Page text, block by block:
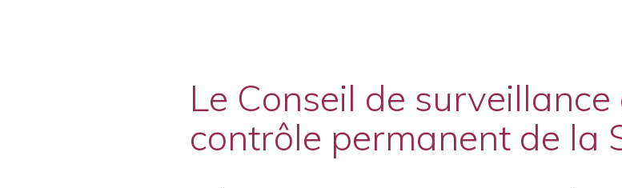
Le Conseil de surveillance
contrôle permanent de la